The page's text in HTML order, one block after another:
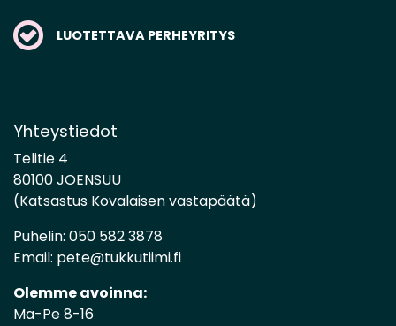
LUOTETTAVA PERHEYRITYS
Yhteystiedot
Telitie 4
80100 JOENSUU
(Katsastus Kovalaisen vastapäätä)
Puhelin: 050 582 3878
Email: pete@tukkutiimi.fi
Olemme avoinna:
Ma-Pe 8-16